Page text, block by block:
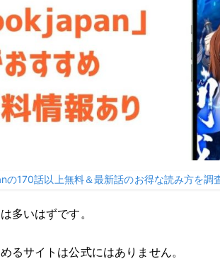
170話以上無料＆最新話のお得な読み方を調
多いはずです。
るサイトは公式にはありません。